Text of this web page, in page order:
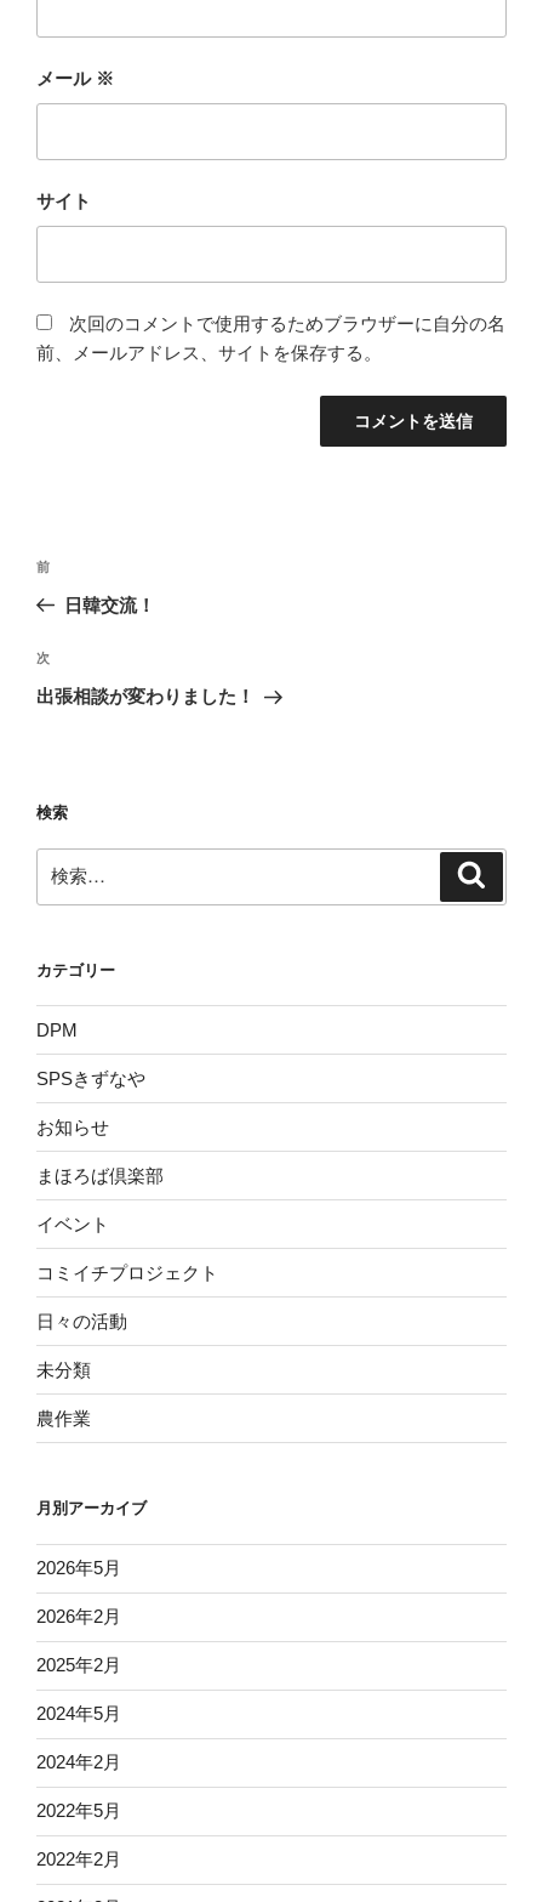
メール ※
サイト
次回のコメントで使用するためブラウザーに自分の名
前、メールアドレス、サイトを保存する。
投
ビ
ゲ
ン
前
の
稿
前
日韓交流！
次
の
次
出張相談が変わりました！
検索
索:
カテゴリー
DPM
SPSきずなや
お知らせ
まほろば倶楽部
イベント
コミイチプロジェクト
日々の活動
未分類
農作業
月別アーカイブ
2026年5月
2026年2月
2025年2月
2024年5月
2024年2月
2022年5月
2022年2月